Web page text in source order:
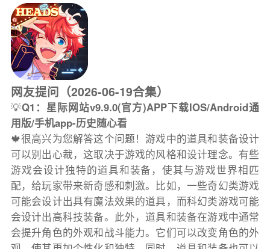
网友提问（2026-06-19合集）
💡Q1：星际网站v9.9.0(官方)APP下载IOS/Android通
用版/手机app-历史随心看
🍁很高兴为您解答这个问题！游戏中的道具和装备设计
可以别出心裁，这取决于游戏的风格和设计理念。有些
游戏会设计独特的道具和装备，使其与游戏世界相匹
配，给玩家带来新奇感和刺激。比如，一些奇幻类游戏
可能会设计出具有魔法效果的道具，而科幻类游戏可能
会设计出高科技装备。此外，道具和装备在游戏中通常
会提升角色的外观和战斗能力。它们可以改变角色的外